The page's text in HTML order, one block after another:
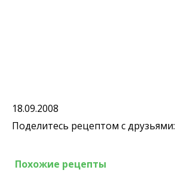
18.09.2008
Поделитесь рецептом с друзьями:
Похожие рецепты